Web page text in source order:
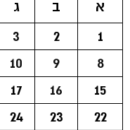
א
ב ג
1
2
3
8
9
10
15
16
17
22
23
24